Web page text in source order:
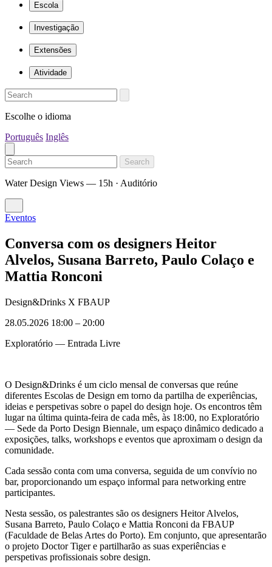
Escola
Investigação
Extensões
Atividade
Escolhe o idioma
Português Inglês
Search
Water Design Views — 15h · Auditório
Eventos
Conversa com os designers Heitor
Alvelos, Susana Barreto, Paulo Colaço e
Mattia Ronconi
Design&Drinks X FBAUP
28.05.2026 18:00 – 20:00
Exploratório — Entrada Livre
O Design&Drinks é um ciclo mensal de conversas que reúne
diferentes Escolas de Design em torno da partilha de experiências,
ideias e perspetivas sobre o papel do design hoje. Os encontros têm
lugar na última quinta-feira de cada mês, às 18:00, no Exploratório
— Sede da Porto Design Biennale, um espaço dinâmico dedicado a
exposições, talks, workshops e eventos que aproximam o design da
comunidade.
Cada sessão conta com uma conversa, seguida de um convívio no
bar, proporcionando um espaço informal para networking entre
participantes.
Nesta sessão, os palestrantes são os designers Heitor Alvelos,
Susana Barreto, Paulo Colaço e Mattia Ronconi da FBAUP
(Faculdade de Belas Artes do Porto). Em conjunto, que apresentarão
o projeto Doctor Tiger e partilharão as suas experiências e
perspetivas profissionais sobre design.